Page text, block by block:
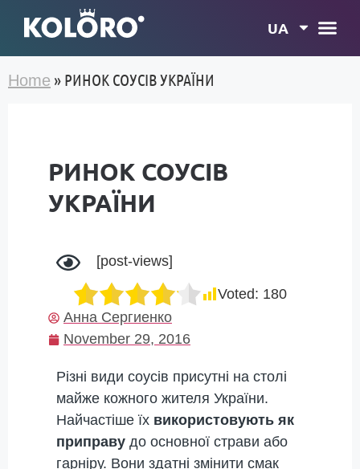
UA
Home » РИНОК СОУСІВ УКРАЇНИ
РИНОК СОУСІВ
УКРАЇНИ
[post-views]
Voted: 180
Анна Сергиенко
November 29, 2016
Різні види соусів присутні на столі
майже кожного жителя України.
Найчастіше їх використовують як
приправу до основної страви або
гарніру. Вони здатні змінити смак